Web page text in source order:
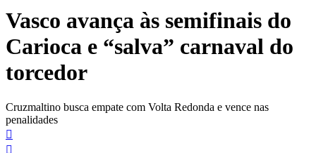
conteúdo
Vasco avança às semifinais do
Carioca e “salva” carnaval do
torcedor
Cruzmaltino busca empate com Volta Redonda e vence nas
penalidades